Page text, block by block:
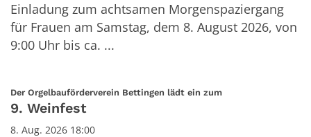
Einladung zum achtsamen Morgenspaziergang
für Frauen am Samstag, dem 8. August 2026, von
9:00 Uhr bis ca. ...
Der Orgelbauförderverein Bettingen lädt ein zum:
9. Weinfest
8. Aug. 2026 18:00